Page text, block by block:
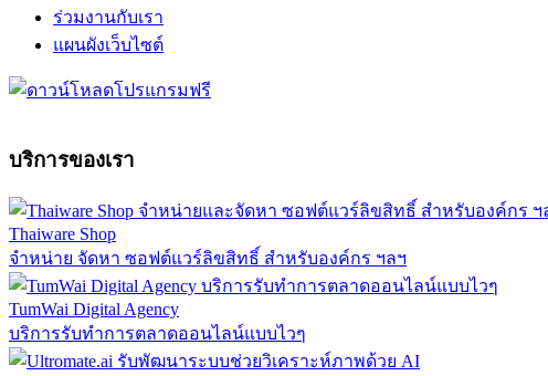
ร่วมงานกับเรา
แผนผังเว็บไซต์
บริการของเรา
Thaiware Shop
จำหน่าย จัดหา ซอฟต์แวร์ลิขสิทธิ์ สำหรับองค์กร ฯลฯ
TumWai Digital Agency
บริการรับทำการตลาดออนไลน์แบบไวๆ